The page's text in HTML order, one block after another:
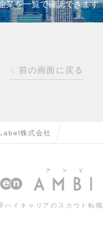
業を一覧で確認できます
前の画面に戻る
株式会社
ハイキャリアのスカウト転職